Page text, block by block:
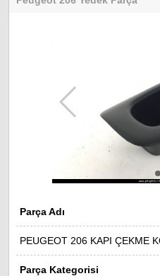
Parça Adı
PEUGEOT 206 KAPI ÇEKME
Parça Kategorisi